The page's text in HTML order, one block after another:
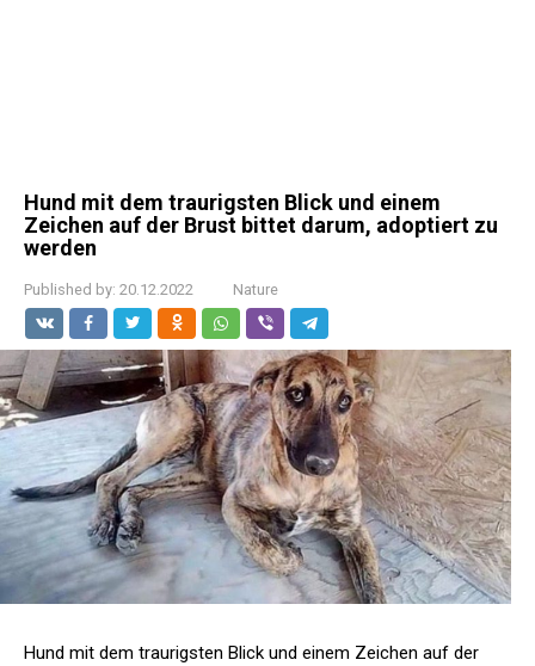
Hund mit dem traurigsten Blick und einem
Zeichen auf der Brust bittet darum, adoptiert zu
werden
Published by: 20.12.2022 Nature
Hund mit dem traurigsten Blick und einem Zeichen auf der